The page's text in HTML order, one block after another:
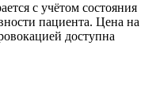
с учётом состояния
пациента. Цена на
доступна